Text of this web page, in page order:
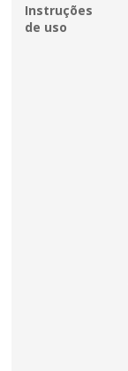
Instruções
de uso